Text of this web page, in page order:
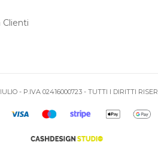
Clienti
- P.IVA 02416000723 - TUTTI I DIRITTI